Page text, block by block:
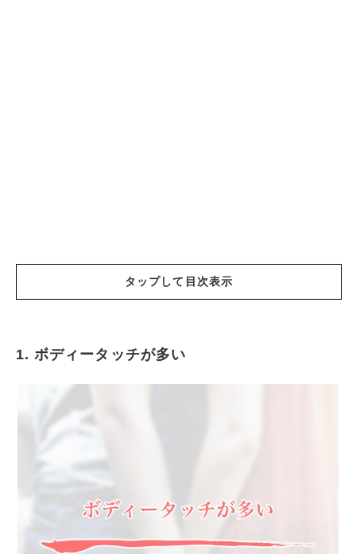
タップして目次表示
二人きりになりたがる
やたらと家に連れ込みたがる
外でも手をつなぎたがる
周りに関係なくキスなどをせがんでくる
長時間一緒にいたがる
毎日会おうとしてくる
彼女にいいところを見せようとしてくる
1. ボディータッチが多い